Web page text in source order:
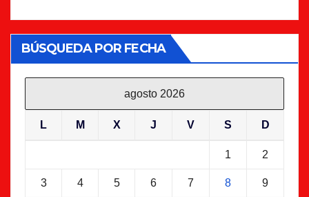
BÚSQUEDA POR FECHA
agosto 2026
L M X J V S D
1 2
3 4 5 6 7 8 9